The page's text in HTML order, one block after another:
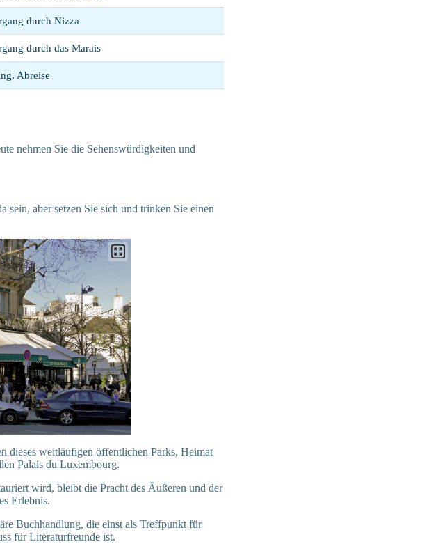
durch Nizza
durch das Marais
Abreise
nehmen Sie die Sehenswürdigkeiten und
sein, aber setzen Sie sich und trinken Sie einen
dieses weitläufigen öffentlichen Parks, Heimat
Palais du Luxembourg.
wird, bleibt die Pracht des Äußeren und der
Erlebnis.
Buchhandlung, die einst als Treffpunkt für
für Literaturfreunde ist.